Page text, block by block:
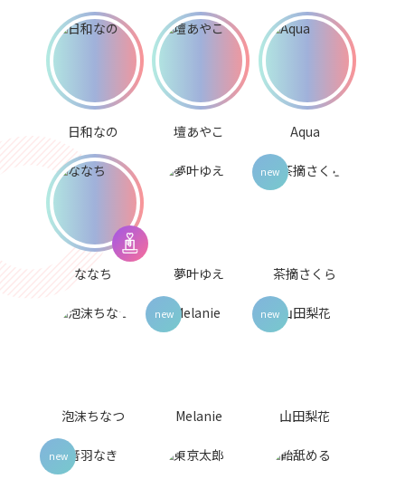
日和なの 壇あやこ Aqua
ななち 夢叶ゆえ 茶摘さくら
泡沫ちなつ Melanie 山田梨花